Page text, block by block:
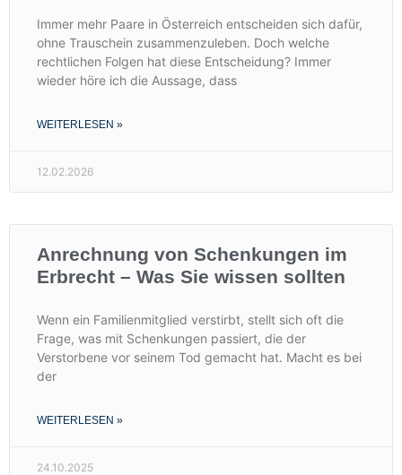
Immer mehr Paare in Österreich entscheiden sich dafür,
ohne Trauschein zusammenzuleben. Doch welche
rechtlichen Folgen hat diese Entscheidung? Immer
wieder höre ich die Aussage, dass
WEITERLESEN »
12.02.2026
Anrechnung von Schenkungen im
Erbrecht – Was Sie wissen sollten
Wenn ein Familienmitglied verstirbt, stellt sich oft die
Frage, was mit Schenkungen passiert, die der
Verstorbene vor seinem Tod gemacht hat. Macht es bei
der
WEITERLESEN »
24.10.2025